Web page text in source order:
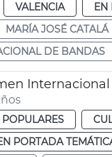
VALENCIA EN
MARÍA JOSÉ CATALÁ
DE BANDAS
POPULARES
PORTADA